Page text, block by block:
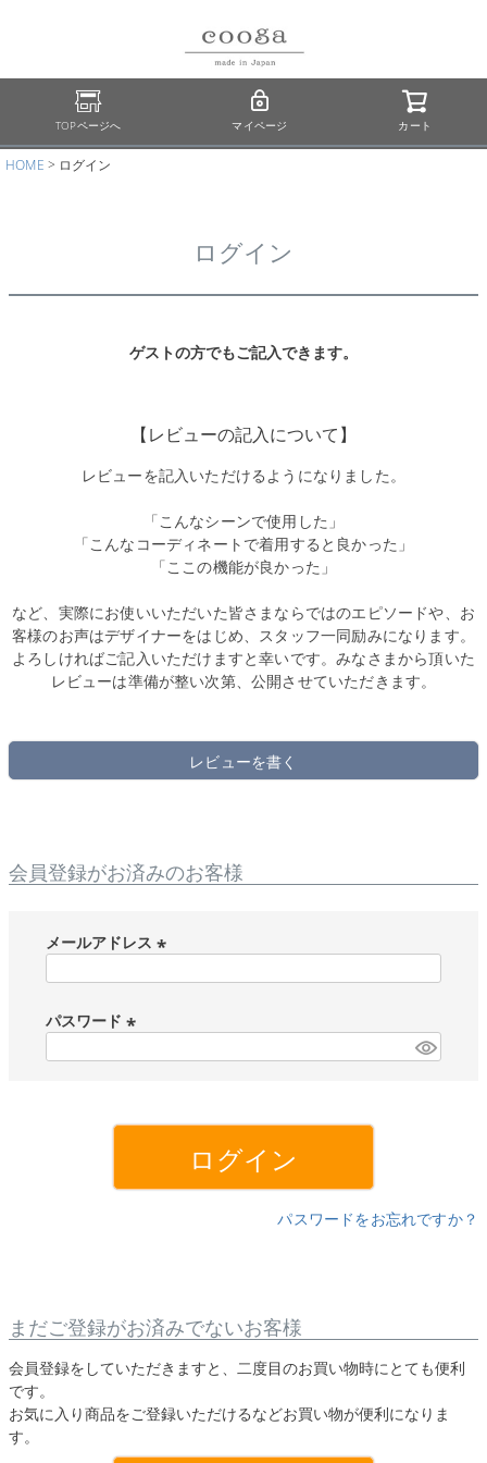
TOPページへ マイページ カート
HOME ログイン
ログイン
ゲストの方でもご記入できます。
【レビューの記入について】
レビューを記入いただけるようになりました。
「こんなシーンで使用した」
「こんなコーディネートで着用すると良かった」
「ここの機能が良かった」
など、実際にお使いいただいた皆さまならではのエピソードや、お
客様のお声はデザイナーをはじめ、スタッフ一同励みになります。
よろしければご記入いただけますと幸いです。みなさまから頂いた
レビューは準備が整い次第、公開させていただきます。
レビューを書く
会員登録がお済みのお客様
メールアドレス
パスワード
ログイン
パスワードをお忘れですか？
まだご登録がお済みでないお客様
会員登録をしていただきますと、二度目のお買い物時にとても便利
です。
お気に入り商品をご登録いただけるなどお買い物が便利になりま
す。